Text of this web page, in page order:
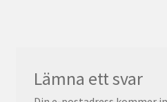
Lämna ett svar